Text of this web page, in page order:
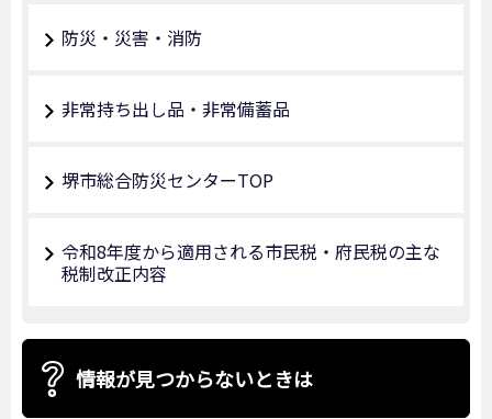
防災・災害・消防
非常持ち出し品・非常備蓄品
堺市総合防災センターTOP
令和8年度から適用される市民税・府民税の主な
税制改正内容
情報が見つからないときは